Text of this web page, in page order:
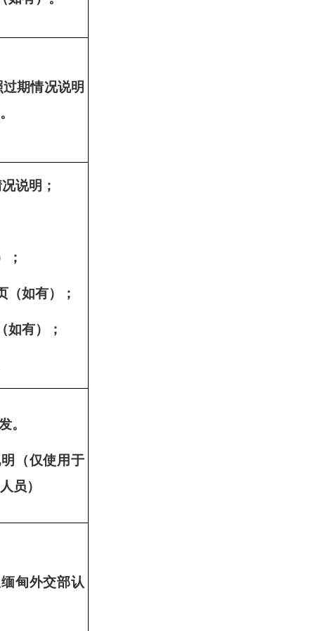
期情况说明
说明；
；
（如有）；
如有）；
。
（仅使用于
员）
甸外交部认